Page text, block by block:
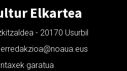
Elkartea
- 20170 Usurbil
garatua